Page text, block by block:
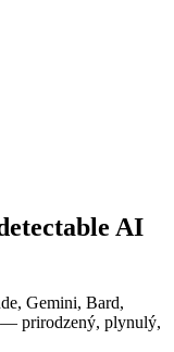
AI
Gemini, Bard,
— prirodzený, plynulý,